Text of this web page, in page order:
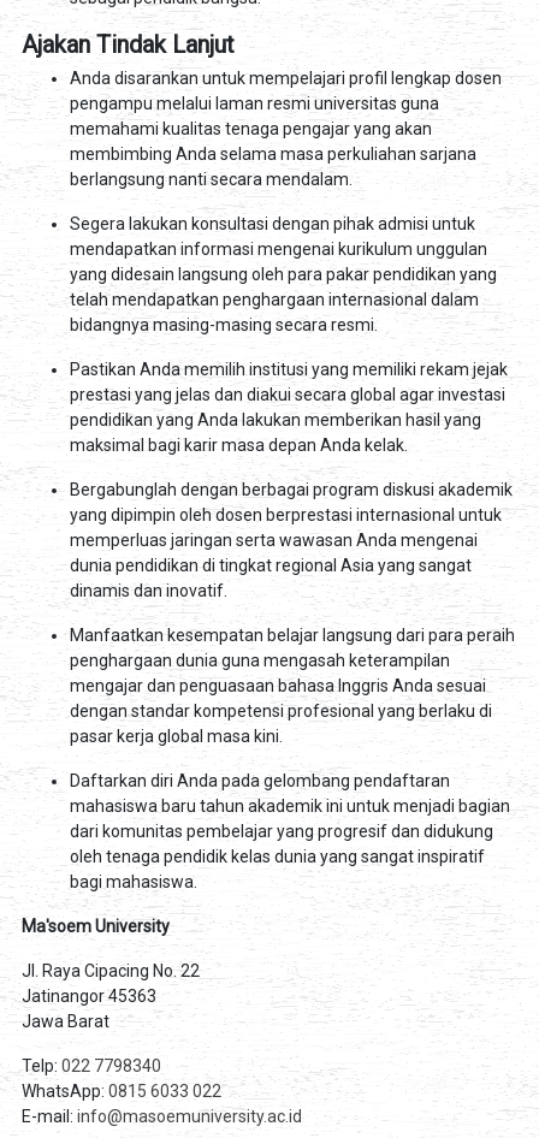
Ajakan Tindak Lanjut
Anda disarankan untuk mempelajari profil lengkap dosen
pengampu melalui laman resmi universitas guna
memahami kualitas tenaga pengajar yang akan
membimbing Anda selama masa perkuliahan sarjana
berlangsung nanti secara mendalam.
Segera lakukan konsultasi dengan pihak admisi untuk
mendapatkan informasi mengenai kurikulum unggulan
yang didesain langsung oleh para pakar pendidikan yang
telah mendapatkan penghargaan internasional dalam
bidangnya masing-masing secara resmi.
Pastikan Anda memilih institusi yang memiliki rekam jejak
prestasi yang jelas dan diakui secara global agar investasi
pendidikan yang Anda lakukan memberikan hasil yang
maksimal bagi karir masa depan Anda kelak.
Bergabunglah dengan berbagai program diskusi akademik
yang dipimpin oleh dosen berprestasi internasional untuk
memperluas jaringan serta wawasan Anda mengenai
dunia pendidikan di tingkat regional Asia yang sangat
dinamis dan inovatif.
Manfaatkan kesempatan belajar langsung dari para peraih
penghargaan dunia guna mengasah keterampilan
mengajar dan penguasaan bahasa Inggris Anda sesuai
dengan standar kompetensi profesional yang berlaku di
pasar kerja global masa kini.
Daftarkan diri Anda pada gelombang pendaftaran
mahasiswa baru tahun akademik ini untuk menjadi bagian
dari komunitas pembelajar yang progresif dan didukung
oleh tenaga pendidik kelas dunia yang sangat inspiratif
bagi mahasiswa.
Ma'soem University
Jl. Raya Cipacing No. 22
Jatinangor 45363
Jawa Barat
Telp: 022 7798340
WhatsApp: 0815 6033 022
E-mail: info@masoemuniversity.ac.id